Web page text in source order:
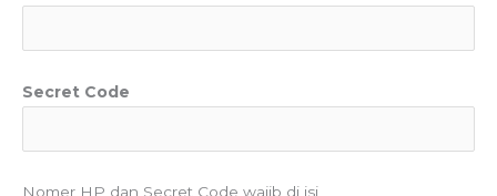
Secret Code
Nomer HP dan Secret Code wajib di isi